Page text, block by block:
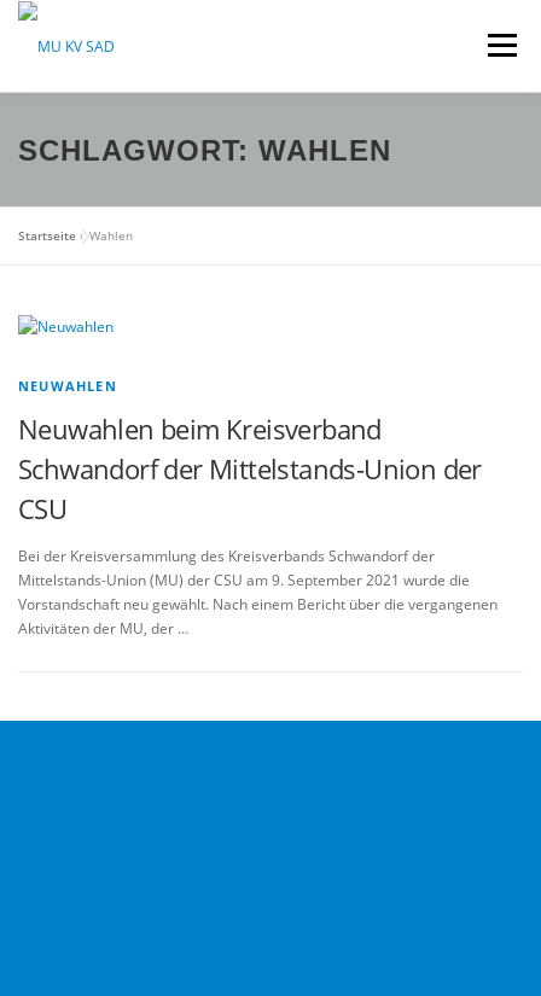
Zum Inhalt springen
Menü
HOME ÜBER UNS AKTUELLES
VERANSTALTUNGEN
NEWSLETTER
SCHLAGWORT: WAHLEN
Startseite »Wahlen
NEUWAHLEN
Neuwahlen beim Kreisverband
Schwandorf der Mittelstands-Union der
CSU
Bei der Kreisversammlung des Kreisverbands Schwandorf der
Mittelstands-Union (MU) der CSU am 9. September 2021 wurde die
Vorstandschaft neu gewählt. Nach einem Bericht über die vergangenen
Aktivitäten der MU, der …